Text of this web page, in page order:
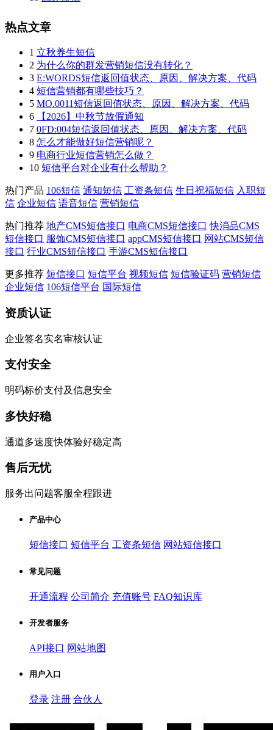
热点文章
1 立秋养生短信
2 为什么你的群发营销短信没有转化？
3 E:WORDS短信返回值状态、原因、解决方案、代码
4 短信营销都有哪些技巧？
5 MO.0011短信返回值状态、原因、解决方案、代码
6
【2026】中秋节放假通知
7 0FD:004短信返回值状态、原因、解决方案、代码
8 怎么才能做好短信营销呢？
9 电商行业短信营销怎么做？
10 短信平台对企业有什么帮助？
热门产品 106短信 通知短信 工资条短信 生日祝福短信 入职短
信 企业短信 语音短信 营销短信
热门推荐 地产CMS短信接口 电商CMS短信接口 快消品CMS
短信接口 服饰CMS短信接口 appCMS短信接口 网站CMS短信
接口 行业CMS短信接口 手游CMS短信接口
更多推荐 短信接口 短信平台 视频短信 短信验证码 营销短信
企业短信 106短信平台 国际短信
资质认证
企业签名实名审核认证
支付安全
明码标价支付及信息安全
多快好稳
通道多速度快体验好稳定高
售后无忧
服务出问题客服全程跟进
产品中心
短信接口 短信平台 工资条短信 网站短信接口
常见问题
开通流程 公司简介 充值账号 FAQ知识库
开发者服务
API接口 网站地图
用户入口
登录 注册 合伙人